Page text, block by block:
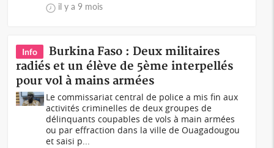
il y a 9 mois
Info
Burkina Faso : Deux militaires
radiés et un élève de 5ème interpellés
pour vol à mains armées
Le commissariat central de police a mis fin aux
activités criminelles de deux groupes de
délinquants coupables de vols à main armées
ou par effraction dans la ville de Ouagadougou
et saisi p...